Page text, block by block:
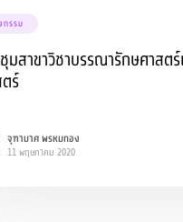
กรรม
มสาขาวิชาบรรณารักษศาสต
ร์
จุฑามาศ พรหมทอง
11 พฤษภาคม 2020